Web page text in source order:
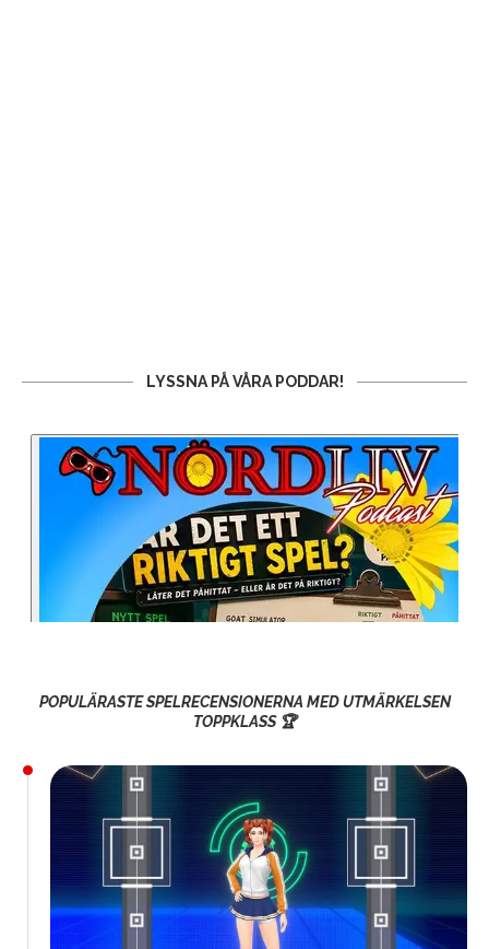
LYSSNA PÅ VÅRA PODDAR!
POPULÄRASTE SPELRECENSIONERNA MED UTMÄRKELSEN
TOPPKLASS 🏆